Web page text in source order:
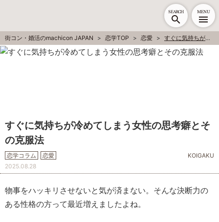
SEARCH MENU
街コン・婚活のmachicon JAPAN 恋学TOP 恋愛 すぐに気持ちが冷めてしまう女性の思考癖とその克服法
すぐに気持ちが冷めてしまう女性の思考癖とそ
の克服法
恋学コラム 恋愛
KOIGAKU
2025.08.28
物事をハッキリさせないと気が済まない。そんな決断力の
ある性格の方って最近増えましたよね。